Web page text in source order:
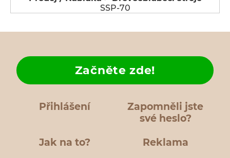
SSP-70
Přihlášení
Zapomněli jste
své heslo?
Jak na to?
Začněte zde!
Reklama